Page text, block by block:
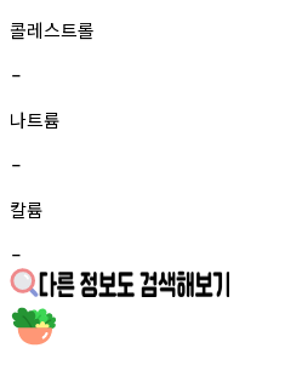
콜레스트롤
-
나트륨
-
칼륨
-